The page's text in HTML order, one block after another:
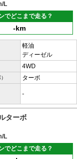
L
でどこまで走る？
-km
軽油
ディーゼル
4WD
ターボ
-
ターボ
L
でどこまで走る？